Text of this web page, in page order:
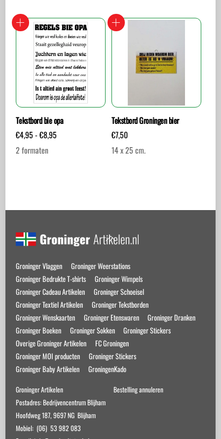
product
heeft
variaties.
gekozen
worden
op
de
Tekstbord bie opa
€4,95 -€8,95
2 formaten
meerdere
Deze
optie
kan
gekozen
worden
op
de
productpagina
Tekstbord Groningen bier
€7,50
14 x 25 cm.
Back
Top
Groninger Vlaggen
Groninger Weerstations
Groninger Bedrukte T-shirts
Groninger Wimpels
Groninger Cadeau Artikelen
Groninger Schoeisel
Groninger Textiel Artikelen
Groninger Tekstborden
Groninger Wenskaarten
Groninger Etenswaren
Groninger Dranken
Groninger Boeken
Groninger Sokken
Groninger Stickers
Overige Groninger Artikelen
FC Groningen
Groninger MOI producten
Groninger Stickers
Groninger Baby Artikelen
GroningenKado
Groninger Artikelen
Postadres: Bedrijvencentrum Blijham
Hoofdweg 187, 9697 NG Blijham
Mobiel: (06) 53 982 083
Bestelling annuleren